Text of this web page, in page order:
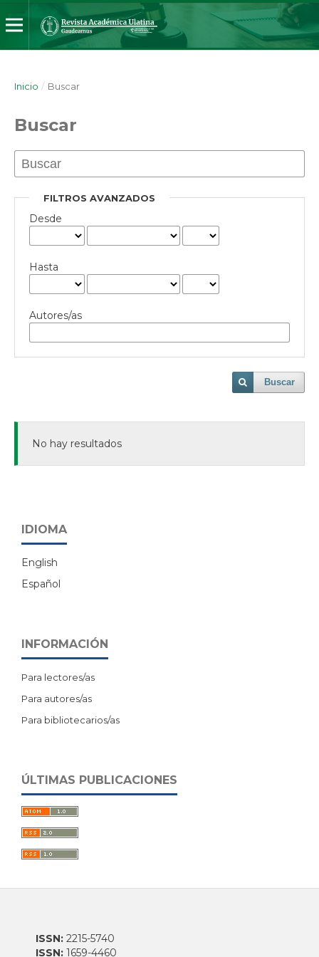
Inicio / Buscar
Buscar
FILTROS AVANZADOS
Desde
Hasta
Autores/as
Buscar
No hay resultados
IDIOMA
English
Español
INFORMACIÓN
Para lectores/as
Para autores/as
Para bibliotecarios/as
ÚLTIMAS PUBLICACIONES
ISSN: 2215-5740
ISSN: 1659-4460